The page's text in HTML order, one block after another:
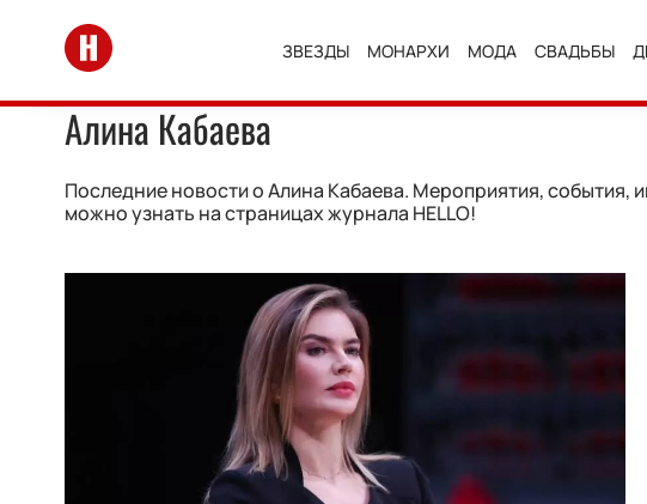
Перейти на главную
ЗВЕЗДЫ МОНАРХИ МОДА СВАДЬБЫ
Алина Кабаева
Последние новости о Алина Кабаева. Мероприятия, события,
можно узнать на страницах журнала HELLO!